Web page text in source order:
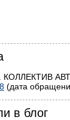
(дата
в блог